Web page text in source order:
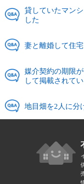
貸していたマン
した
妻と離婚して住
媒介契約の期限
して掲載されて
地目畑を2人に分